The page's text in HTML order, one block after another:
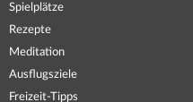
Spielplätze
Rezepte
Meditation
Ausflugsziele
Freizeit-Tipps